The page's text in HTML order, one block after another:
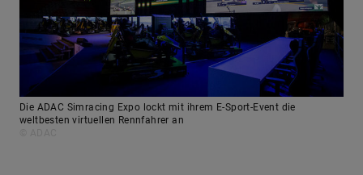
Die ADAC Simracing Expo lockt mit ihrem E-Sport-Event die
weltbesten virtuellen Rennfahrer an